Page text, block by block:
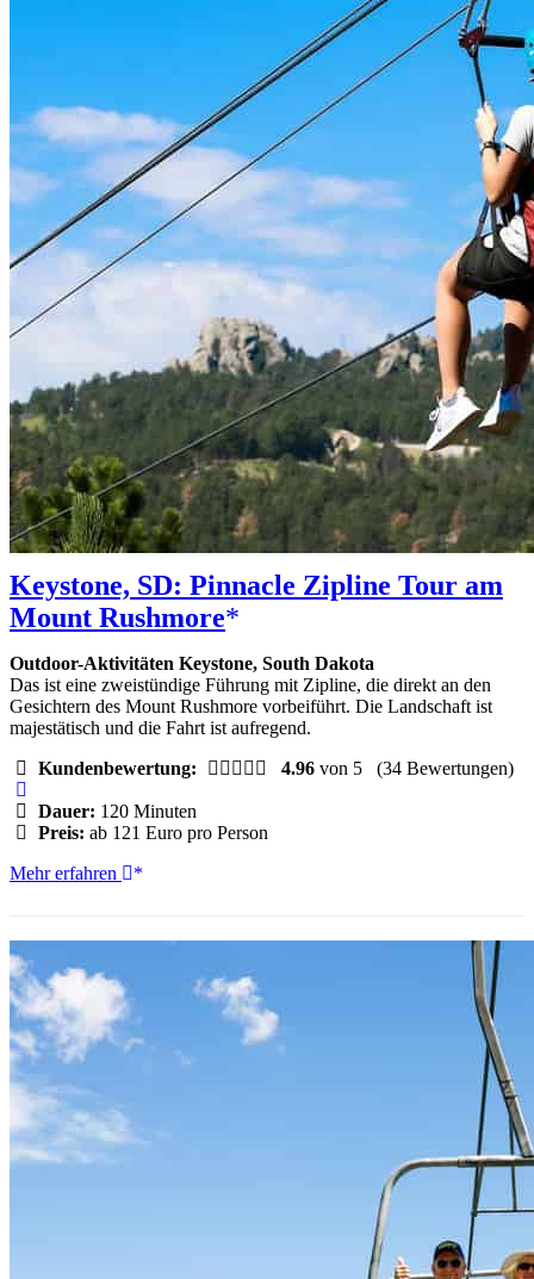
Keystone, SD: Pinnacle Zipline Tour am
Mount Rushmore
Outdoor-Aktivitäten Keystone, South Dakota
Das ist eine zweistündige Führung mit Zipline, die direkt an den
Gesichtern des Mount Rushmore vorbeiführt. Die Landschaft ist
majestätisch und die Fahrt ist aufregend.
Kundenbewertung:
4.96 von 5 (34 Bewertungen)
Dauer: 120 Minuten
Preis: ab 121 Euro pro Person
Keystone,
Zipline
Tour
am
Mount
Rushmore
Mehr erfahren